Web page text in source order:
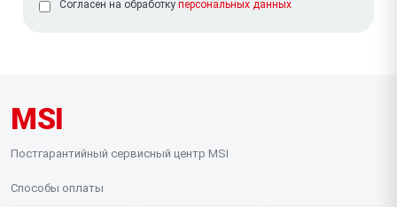
Согласен на обработку персональных данных
MSI
Постгарантийный сервисный центр MSI
Способы оплаты